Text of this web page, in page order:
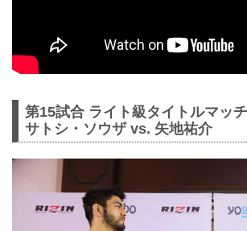
第15試合 ライト級タイトルマッ
サトシ・ソウザ vs. 矢地祐介